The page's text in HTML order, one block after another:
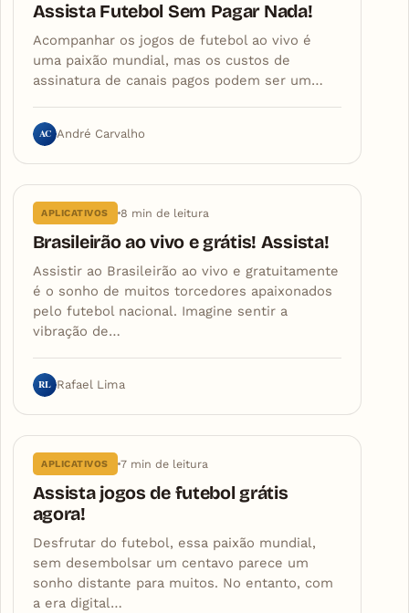
Assista Futebol Sem Pagar Nada!
Acompanhar os jogos de futebol ao vivo é
uma paixão mundial, mas os custos de
assinatura de canais pagos podem ser um…
AC André Carvalho
APLICATIVOS 8 min de leitura
Brasileirão ao vivo e grátis! Assista!
Assistir ao Brasileirão ao vivo e gratuitamente
é o sonho de muitos torcedores apaixonados
pelo futebol nacional. Imagine sentir a
vibração de…
RL Rafael Lima
APLICATIVOS 7 min de leitura
Assista jogos de futebol grátis
agora!
Desfrutar do futebol, essa paixão mundial,
sem desembolsar um centavo parece um
sonho distante para muitos. No entanto, com
a era digital…